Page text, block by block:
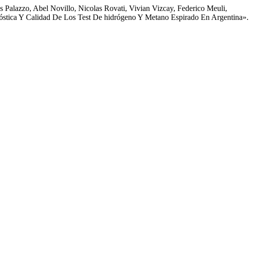
Palazzo, Abel Novillo, Nicolas Rovati, Vivian Vizcay, Federico Meuli,
Y Calidad De Los Test De hidrógeno Y Metano Espirado En Argentina».